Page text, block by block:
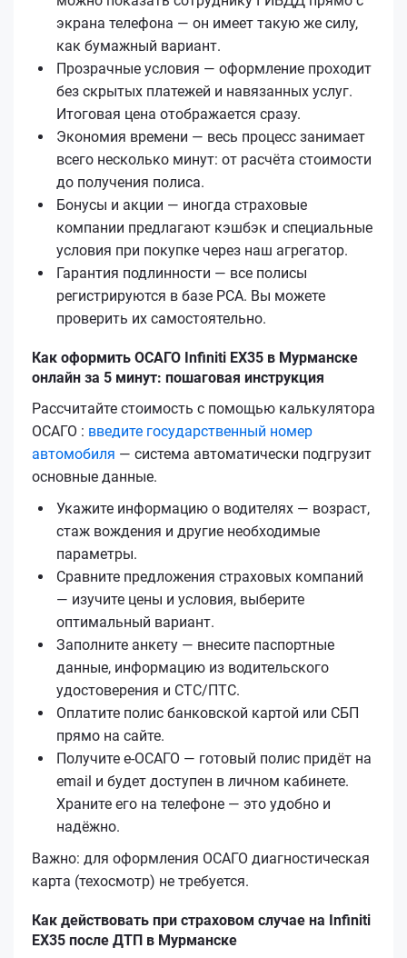
экрана телефона — он имеет такую же силу,
как бумажный вариант.
Прозрачные условия — оформление проходит
без скрытых платежей и навязанных услуг.
Итоговая цена отображается сразу.
Экономия времени — весь процесс занимает
всего несколько минут: от расчёта стоимости
до получения полиса.
Бонусы и акции — иногда страховые
компании предлагают кэшбэк и специальные
условия при покупке через наш агрегатор.
Гарантия подлинности — все полисы
регистрируются в базе РСА. Вы можете
проверить их самостоятельно.
Как оформить ОСАГО Infiniti EX35 в Мурманске
онлайн за 5 минут: пошаговая инструкция
Рассчитайте стоимость с помощью калькулятора
ОСАГО : введите государственный номер
автомобиля — система автоматически подгрузит
основные данные.
Укажите информацию о водителях — возраст,
стаж вождения и другие необходимые
параметры.
Сравните предложения страховых компаний
— изучите цены и условия, выберите
оптимальный вариант.
Заполните анкету — внесите паспортные
данные, информацию из водительского
удостоверения и СТС/ПТС.
Оплатите полис банковской картой или СБП
прямо на сайте.
Получите е‑ОСАГО — готовый полис придёт на
email и будет доступен в личном кабинете.
Храните его на телефоне — это удобно и
надёжно.
Важно: для оформления ОСАГО диагностическая
карта (техосмотр) не требуется.
Как действовать при страховом случае на Infiniti
EX35 после ДТП в Мурманске